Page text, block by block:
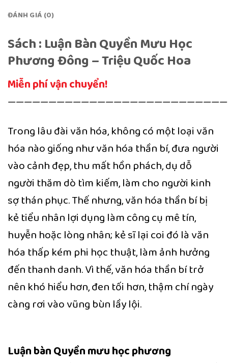
ĐÁNH GIÁ (0)
Sách : Luận Bàn Quyền Mưu Học
Phương Đông – Triệu Quốc Hoa
Miễn phí vận chuyển!
Trong lâu đài văn hóa, không có một loại văn
hóa nào giống như văn hóa thần bí, đưa người
vào cảnh đẹp, thu mất hồn phách, dụ dỗ
người thăm dò tìm kiếm, làm cho người kinh
sợ thán phục. Thế nhưng, văn hóa thần bí bị
kẻ tiểu nhân lợi dụng làm công cụ mê tín,
huyễn hoặc lòng nhân; kẻ sĩ lại coi đó là văn
hóa thấp kém phi học thuật, làm ảnh hưởng
đến thanh danh. Vì thế, văn hóa thần bí trở
nên khó hiểu hơn, đen tối hơn, thậm chí ngày
càng rơi vào vũng bùn lầy lội.
Luận bàn Quyền mưu học phương